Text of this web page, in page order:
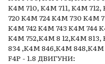
K4M 710, K4M 711, K4M
720 K4M 724 K4M 730 K4M
K4M 742 K4M 743 K4M 744
K4M 752,K4M 8 12,K4M
834 ,K4M 846,K4M
F4P - 1.8 ДВИГУНИ: